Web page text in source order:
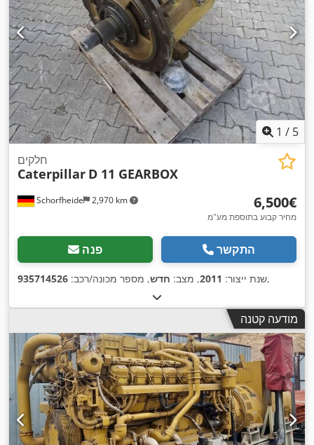
1 / 5
Schorfheide 2,970 km
חלקים
Caterpillar D 11 GEARBOX
‏6,500 ‏€
מחיר קבוע בתוספת מע"מ
פנה התקשר
שנת ייצור: 2011, מצב: חדש, מספר מכונה/רכב: 935714526 ,
מודעה קטנה